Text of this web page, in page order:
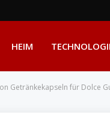
HEIM
Getränkekapseln für Dolce